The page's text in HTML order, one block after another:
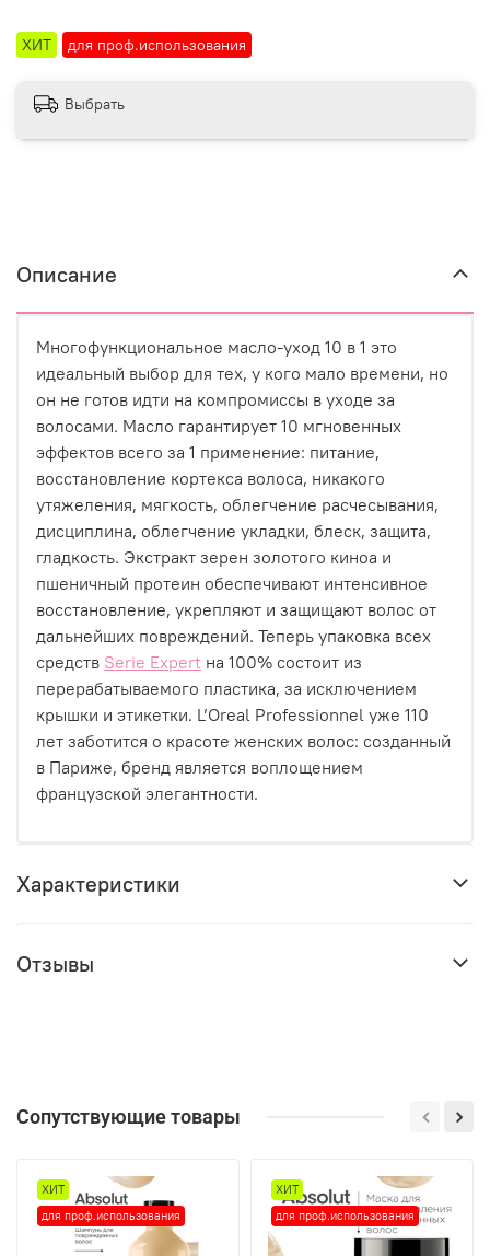
ХИТ для проф.использования
Выбрать
Описание
Многофункциональное масло-уход 10 в 1 это
идеальный выбор для тех, у кого мало времени, но
он не готов идти на компромиссы в уходе за
волосами. Масло гарантирует 10 мгновенных
эффектов всего за 1 применение: питание,
восстановление кортекса волоса, никакого
утяжеления, мягкость, облегчение расчесывания,
дисциплина, облегчение укладки, блеск, защита,
гладкость. Экстракт зерен золотого киноа и
пшеничный протеин обеспечивают интенсивное
восстановление, укрепляют и защищают волос от
дальнейших повреждений. Теперь упаковка всех
средств Serie Expert на 100% состоит из
перерабатываемого пластика, за исключением
крышки и этикетки. L’Oreal Professionnel уже 110
лет заботится о красоте женских волос: созданный
в Париже, бренд является воплощением
французской элегантности.
Характеристики
Отзывы
Сопутствующие товары
ХИТ
для проф.использования
ХИТ
для проф.использования